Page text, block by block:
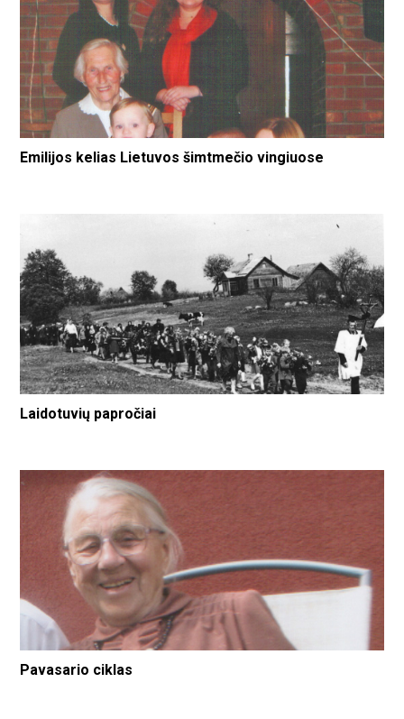
Emilijos kelias Lietuvos šimtmečio vingiuose
Laidotuvių papročiai
Pavasario ciklas